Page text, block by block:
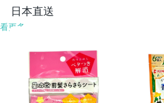
日本直送
看更多